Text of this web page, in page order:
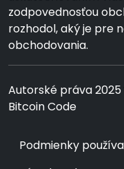
zodpovednosťou
rozhodol, aký je pre
obchodovania.
Autorské práva
Bitcoin Code
Podmienky